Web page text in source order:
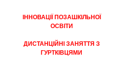
ІННОВАЦІЇ ПОЗАШКІЛЬНОЇ
ОСВІТИ
ДИСТАНЦІЙНІ ЗАНЯТТЯ З
ГУРТКІВЦЯМИ